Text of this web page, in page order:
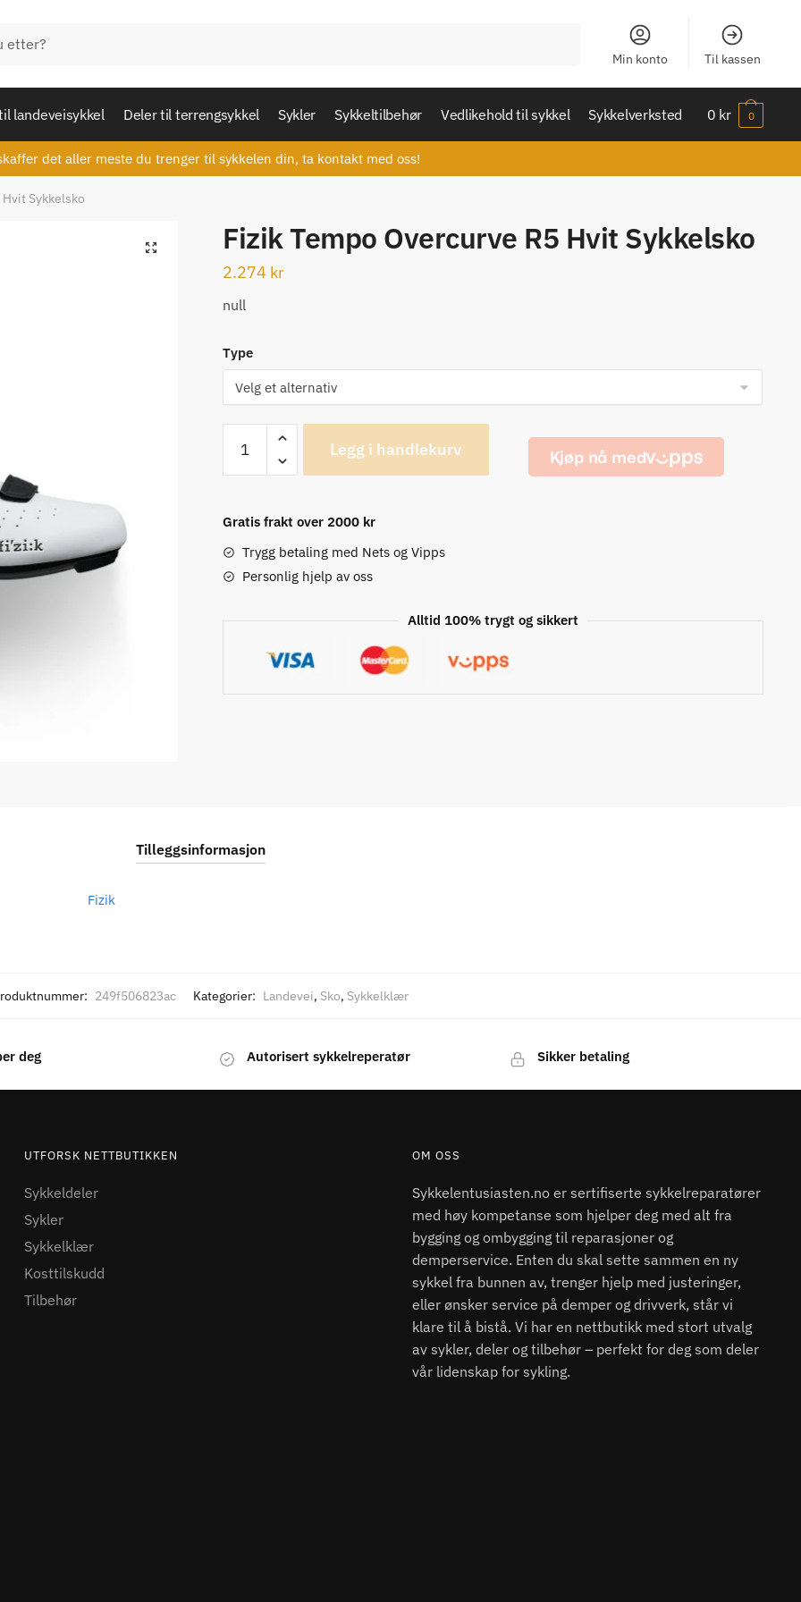
Min konto Til kassen
landeveisykkel Deler til terrengsykkel Sykler Sykkeltilbehør Vedlikehold til sykkel Sykkelverksted 0 kr 0
det aller meste du trenger til sykkelen din, ta kontakt med oss!
Sykkelsko
🔍 Fizik Tempo Overcurve R5 Hvit Sykkelsko
2.274 kr
null
Type
Tempo
Overcurve
Hvit
Sykkelsko
antall
Legg i handlekurv
Gratis frakt over 2000 kr
Trygg betaling med Nets og Vipps
Personlig hjelp av oss
Alltid 100% trygt og sikkert
Tilleggsinformasjon
Fizik
249f506823ac Kategorier: Landevei, Sko, Sykkelklær
deg Autorisert sykkelreperatør Sikker betaling
UTFORSK NETTBUTIKKEN
Sykkeldeler
Sykler
Sykkelklær
Kosttilskudd
Tilbehør
OM OSS
Sykkelentusiasten.no er sertifiserte sykkelreparatører
med høy kompetanse som hjelper deg med alt fra
bygging og ombygging til reparasjoner og
demperservice. Enten du skal sette sammen en ny
sykkel fra bunnen av, trenger hjelp med justeringer,
eller ønsker service på demper og drivverk, står vi
klare til å bistå. Vi har en nettbutikk med stort utvalg
av sykler, deler og tilbehør – perfekt for deg som deler
vår lidenskap for sykling.